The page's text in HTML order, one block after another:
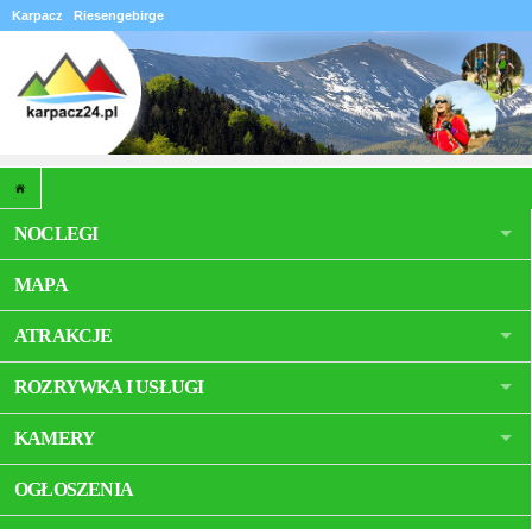
Karpacz Riesengebirge
NOCLEGI
MAPA
ATRAKCJE
ROZRYWKA I USŁUGI
KAMERY
OGŁOSZENIA